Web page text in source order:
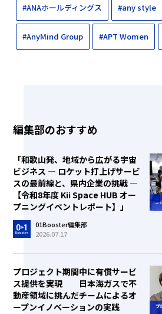
#ANAホールディングス #any style
#AnyMind Group #APT Women
編集部のおすすめ
「和歌山発、地域から広がる宇宙
ビジネス ― ロケット打上げサービ
スの最前線と、県内企業の挑戦 ―
【令和8年度 Kii Space HUB オー
プニングイベントレポート】」
01Booster編集部
2026.07.17
プロジェクト期間中に有償サービ
ス提供を実現 日本海ガスで不
動産領域に挑んだチームによるオ
ープンイノベーションの実践